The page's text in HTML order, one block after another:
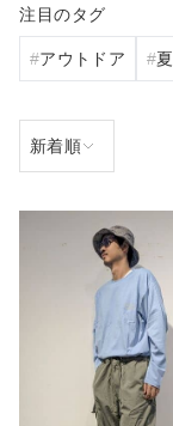
注目のタグ
アウトドア 夏